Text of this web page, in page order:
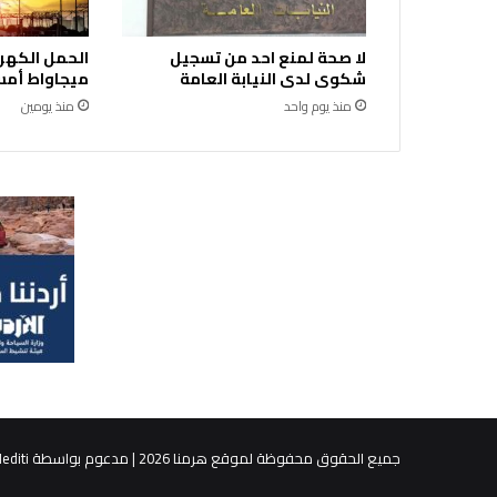
.
ا
ل
ع
ي
و
ع
لا صحة لمنع احد من تسجيل
شكوى لدى النيابة العامة
منذ يوم واحد
ميجاواط
منذ يومين
جميع الحقوق محفوظة لموقع هرمنا 2026 | مدعوم بواسطة